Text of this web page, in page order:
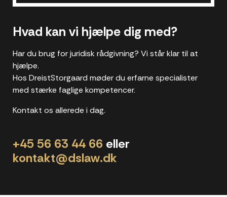
Hvad kan vi hjælpe dig med?
Har du brug for juridisk rådgivning? Vi står klar til at
hjælpe.
Hos DreistStorgaard møder du erfarne specialister
med stærke faglige kompetencer.
Kontakt os allerede i dag.
+45 56 63 44 66 eller
kontakt@dslaw.dk